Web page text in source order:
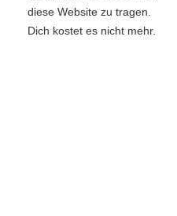
diese Website zu tragen.
Dich kostet es nicht mehr.